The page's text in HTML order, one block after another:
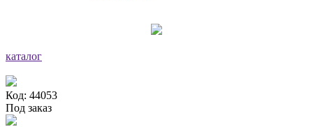
каталог
Код: 44053
Под заказ